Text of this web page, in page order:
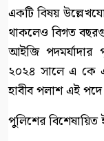
একটি বিষয়
থাকলেও বিগত
আইজি পদমর্যাদার
২০২৪ সালে এ কে
হাবীব পলাশ এই
পুলিশের বিশেষায়িত